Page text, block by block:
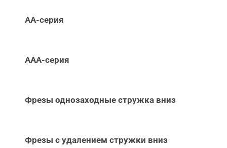
АА-серия
ААА-серия
Фрезы однозаходные стружка вниз
Фрезы с удалением стружки вниз